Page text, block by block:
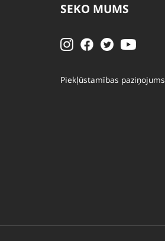
SEKO MUMS
Piekļūstamības paziņojums